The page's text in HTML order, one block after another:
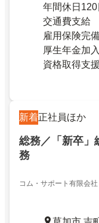
年間休日120
交通費支給
雇用保険完
厚生年金加入
資格取得支
新着正社員ほか
総務／「新卒」
務
コム・サポート有限会社